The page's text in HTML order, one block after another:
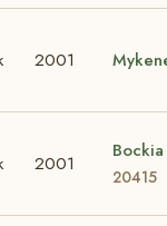
2001
2001
20415